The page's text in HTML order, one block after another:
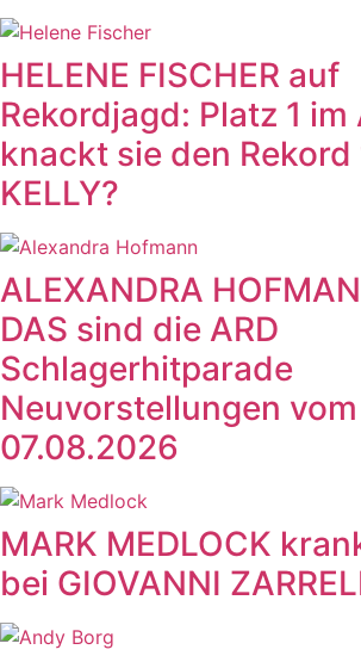
HELENE FISCHER auf
Rekordjagd: Platz 1 im
knackt sie den Rekord
KELLY?
ALEXANDRA
DAS sind die ARD
Schlagerhitparade
Neuvorstellungen vom
07.08.2026
MARK MEDLOCK
bei GIOVANNI